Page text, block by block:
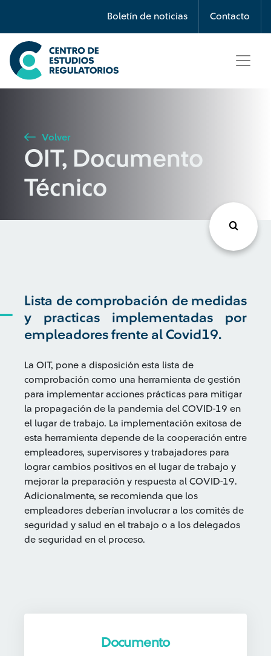
Boletín de noticias Contacto
Búsqueda
Seleccione país
Buscar
Volver
OIT, Documento
Técnico
Lista de comprobación de medidas
y practicas implementadas por
empleadores frente al Covid19.
La OIT, pone a disposición esta lista de
comprobación como una herramienta de gestión
para implementar acciones prácticas para mitigar
la propagación de la pandemia del COVID-19 en
el lugar de trabajo. La implementación exitosa de
esta herramienta depende de la cooperación entre
empleadores, supervisores y trabajadores para
lograr cambios positivos en el lugar de trabajo y
mejorar la preparación y respuesta al COVID-19.
Adicionalmente, se recomienda que los
empleadores deberían involucrar a los comités de
seguridad y salud en el trabajo o a los delegados
de seguridad en el proceso.
Documento